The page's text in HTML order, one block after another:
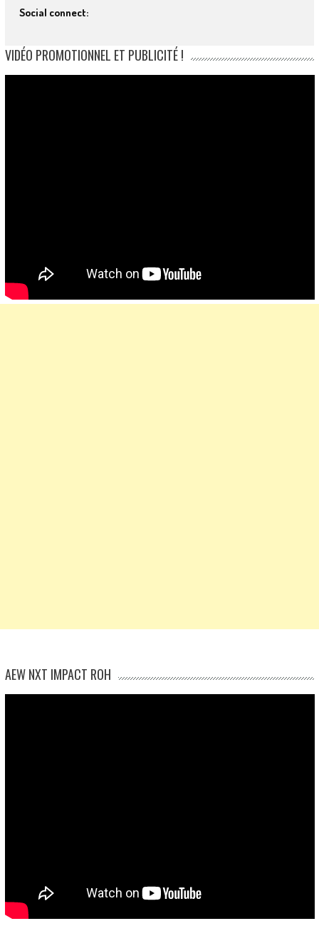
Social connect:
VIDÉO PROMOTIONNEL ET PUBLICITÉ !
AEW NXT IMPACT ROH